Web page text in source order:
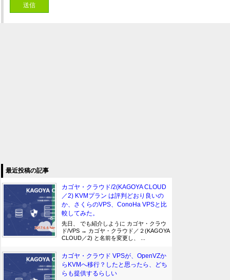
最近投稿の記事
カゴヤ・クラウド/2(KAGOYA CLOUD
／2) KVMプラン は評判どおり良いの
か、さくらのVPS、ConoHa VPSと比
較してみた。
先日、 でも紹介しように カゴヤ・クラウ
ド/VPS → カゴヤ・クラウド／２(KAGOYA
CLOUD／2) と名前を変更し、 ...
カゴヤ・クラウド VPSが、OpenVZか
らKVMへ移行？したと思ったら、どち
らも提供するらしい